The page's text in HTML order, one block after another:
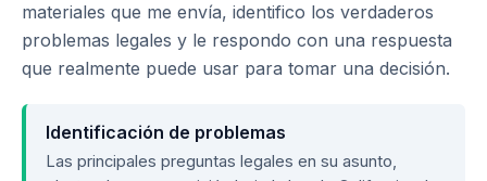
materiales que me envía, identifico los verdaderos
problemas legales y le respondo con una respuesta
que realmente puede usar para tomar una decisión.
Identificación de problemas
Las principales preguntas legales en su asunto,